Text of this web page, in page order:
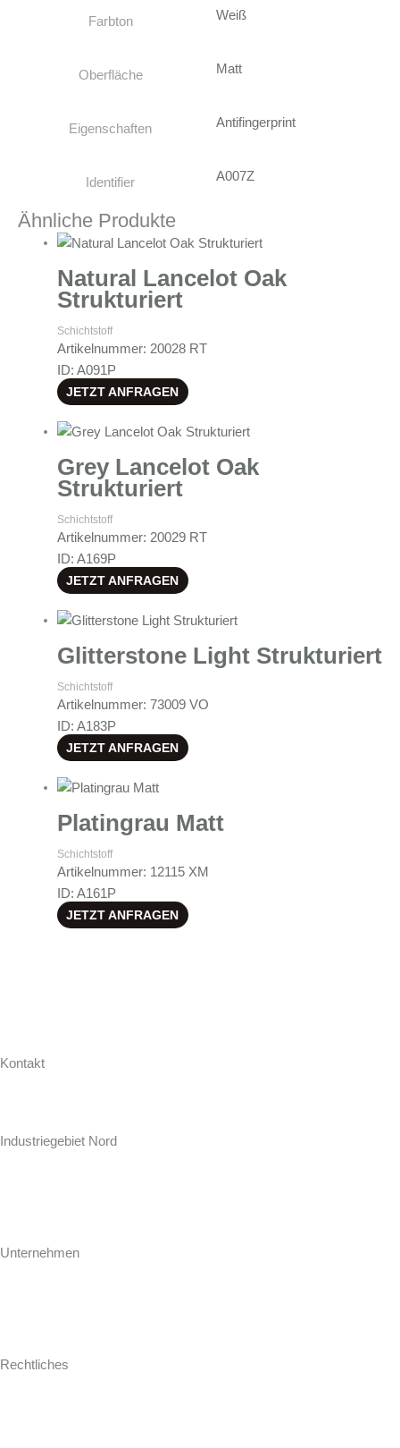
Farbton Weiß
Oberfläche Matt
Eigenschaften Antifingerprint
Identifier A007Z
Ähnliche Produkte
Natural Lancelot Oak
Strukturiert
Schichtstoff
Artikelnummer: 20028 RT
ID: A091P
JETZT ANFRAGEN
Grey Lancelot Oak
Strukturiert
Schichtstoff
Artikelnummer: 20029 RT
ID: A169P
JETZT ANFRAGEN
Glitterstone Light Strukturiert
Schichtstoff
Artikelnummer: 73009 VO
ID: A183P
JETZT ANFRAGEN
Platingrau Matt
Schichtstoff
Artikelnummer: 12115 XM
ID: A161P
JETZT ANFRAGEN
Kontakt
Industriegebiet Nord
Unternehmen
Rechtliches